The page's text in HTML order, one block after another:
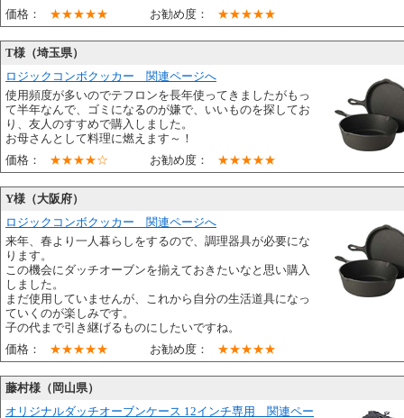
価格：
★★★★★ お勧め度： ★★★★★
T様（埼玉県）
ロジックコンボクッカー 関連ページへ
使用頻度が多いのでテフロンを長年使ってきましたがもっ
て半年なんで、ゴミになるのが嫌で、いいものを探してお
り、友人のすすめで購入しました。
お母さんとして料理に燃えます～！
価格：
★★★★☆ お勧め度： ★★★★★
Y様（大阪府）
ロジックコンボクッカー 関連ページへ
来年、春より一人暮らしをするので、調理器具が必要にな
ります。
この機会にダッチオーブンを揃えておきたいなと思い購入
しました。
まだ使用していませんが、これから自分の生活道具になっ
ていくのが楽しみです。
子の代まで引き継げるものにしたいですね。
価格：
★★★★★ お勧め度： ★★★★★
藤村様（岡山県）
オリジナルダッチオーブンケース 12インチ専用 関連ペー